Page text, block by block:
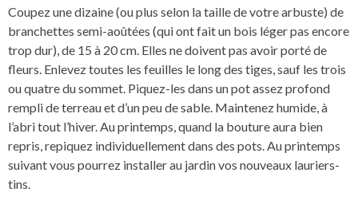
Coupez une dizaine (ou plus selon la taille de votre arbuste) de
branchettes semi-aoûtées (qui ont fait un bois léger pas encore
trop dur), de 15 à 20 cm. Elles ne doivent pas avoir porté de
fleurs. Enlevez toutes les feuilles le long des tiges, sauf les trois
ou quatre du sommet. Piquez-les dans un pot assez profond
rempli de terreau et d’un peu de sable. Maintenez humide, à
l’abri tout l’hiver. Au printemps, quand la bouture aura bien
repris, repiquez individuellement dans des pots. Au printemps
suivant vous pourrez installer au jardin vos nouveaux lauriers-
tins.